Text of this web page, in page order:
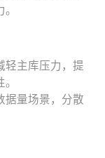
轻主库压力，提
据量场景，分散